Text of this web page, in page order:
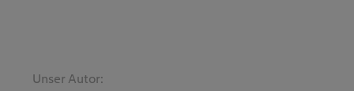
Unser Autor: